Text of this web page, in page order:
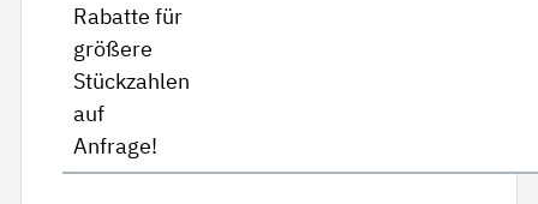
Rabatte für
größere
Stückzahlen
auf
Anfrage!